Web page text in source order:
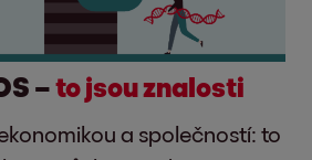
–to jsou znalosti
a společností: to